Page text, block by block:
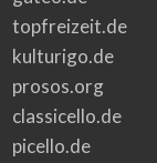
topfreizeit.de
kulturigo.de
prosos.org
classicello.de
picello.de